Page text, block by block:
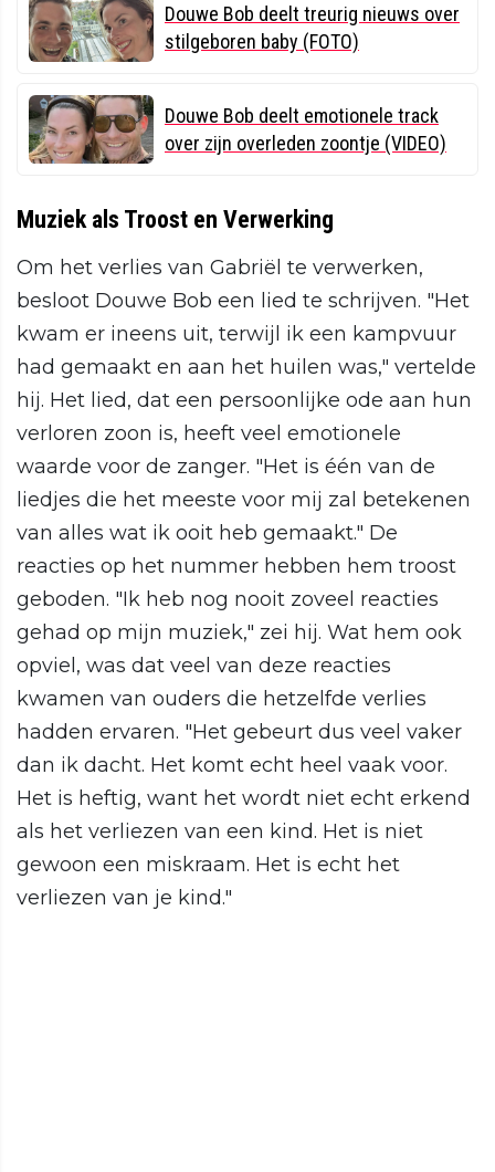
Douwe Bob deelt treurig nieuws over
stilgeboren baby (FOTO)
Douwe Bob deelt emotionele track
over zijn overleden zoontje (VIDEO)
Muziek als Troost en Verwerking
Om het verlies van Gabriël te verwerken,
besloot Douwe Bob een lied te schrijven. "Het
kwam er ineens uit, terwijl ik een kampvuur
had gemaakt en aan het huilen was," vertelde
hij. Het lied, dat een persoonlijke ode aan hun
verloren zoon is, heeft veel emotionele
waarde voor de zanger. "Het is één van de
liedjes die het meeste voor mij zal betekenen
van alles wat ik ooit heb gemaakt." De
reacties op het nummer hebben hem troost
geboden. "Ik heb nog nooit zoveel reacties
gehad op mijn muziek," zei hij. Wat hem ook
opviel, was dat veel van deze reacties
kwamen van ouders die hetzelfde verlies
hadden ervaren. "Het gebeurt dus veel vaker
dan ik dacht. Het komt echt heel vaak voor.
Het is heftig, want het wordt niet echt erkend
als het verliezen van een kind. Het is niet
gewoon een miskraam. Het is echt het
verliezen van je kind."